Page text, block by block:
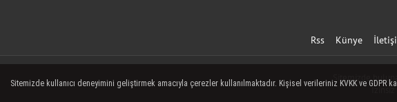
Rss Künye
Sitemizde
İzinsiz
Sitemizde kullanıcı deneyimini geliştirmek amacıyla çerezler kullanılmaktadır. Kişisel verileriniz KVKK ve